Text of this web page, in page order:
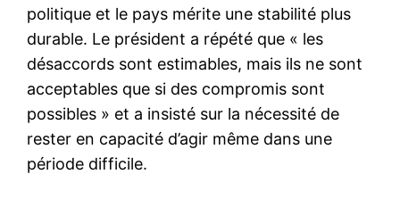
politique et le pays mérite une stabilité plus
durable. Le président a répété que « les
désaccords sont estimables, mais ils ne sont
acceptables que si des compromis sont
possibles » et a insisté sur la nécessité de
rester en capacité d’agir même dans une
période difficile.